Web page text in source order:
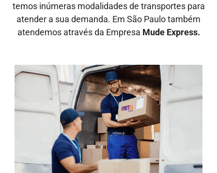
temos inúmeras modalidades de transportes para
atender a sua demanda. Em São Paulo também
atendemos através da Empresa Mude Express.